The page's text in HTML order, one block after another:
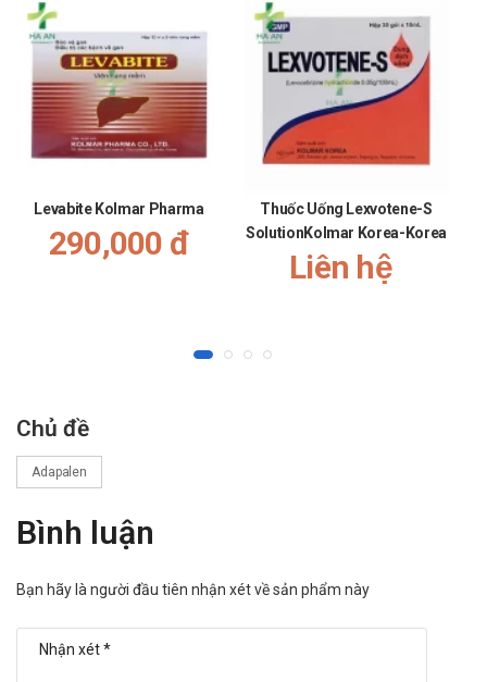
Levabite Kolmar Pharma
290,000 đ
Thuốc Uống Lexvotene-S
SolutionKolmar Korea-Korea
Liên hệ
Chủ đề
Adapalen
Bình luận
Bạn hãy là người đầu tiên nhận xét về sản phẩm này